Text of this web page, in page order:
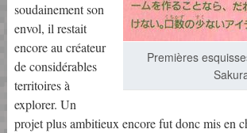
Premières
soudainement son
envol, il restait
encore au créateur
de considérables
territoires à
explorer. Un
projet plus ambitieux encore fut donc mis en